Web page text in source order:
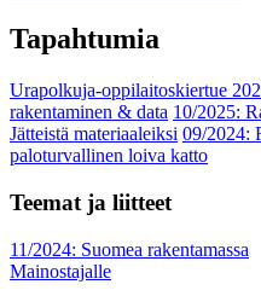
Tapahtumia
Urapolkuja-oppilaitoskiertue
rakentaminen & data 10/2025:
Jätteistä materiaaleiksi 09/2024:
paloturvallinen loiva katto
Teemat ja liitteet
11/2024: Suomea rakentamassa
Mainostajalle